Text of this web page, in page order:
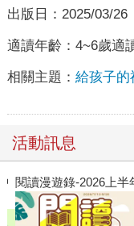
出版日： 2025/03/26
適讀年齡： 4~6歲適
相關主題： 給孩子的
活動訊息
夏日閱讀大冒險